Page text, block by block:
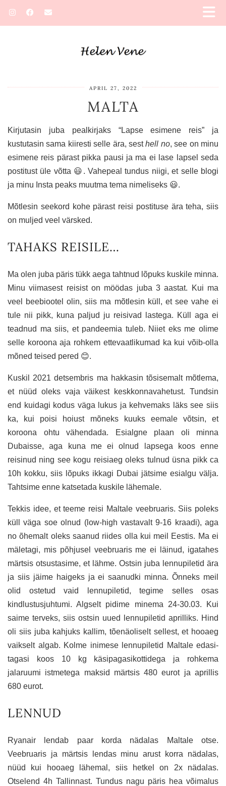
APRIL 27, 2022
MALTA
Kirjutasin juba pealkirjaks “Lapse esimene reis” ja
kustutasin sama kiiresti selle ära, sesthell no, see on minu
esimene reis pärast pikka pausi ja ma ei lase lapsel seda
postitust üle võtta 😃. Vahepeal tundus niigi, et selle blogi
ja minu Insta peaks muutma tema nimeliseks 😃.
Mõtlesin seekord kohe pärast reisi postituse ära teha, siis
on muljed veel värsked.
TAHAKS REISILE…
Ma olen juba päris tükk aega tahtnud lõpuks kuskile minna.
Minu viimasest reisist on möödas juba 3 aastat. Kui ma
veel beebiootel olin, siis ma mõtlesin küll, et see vahe ei
tule nii pikk, kuna paljud ju reisivad lastega. Küll aga ei
teadnud ma siis, et pandeemia tuleb. Niiet eks me olime
selle koroona aja rohkem ettevaatlikumad ka kui võib-olla
mõned teised pered 😊.
Kuskil 2021 detsembris ma hakkasin tõsisemalt mõtlema,
et nüüd oleks vaja väikest keskkonnavahetust. Tundsin
end kuidagi kodus väga lukus ja kehvemaks läks see siis
ka, kui poisi hoiust mõneks kuuks eemale võtsin, et
koroona ohtu vähendada. Esialgne plaan oli minna
Dubaisse, aga kuna me ei olnud lapsega koos enne
reisinud ning see kogu reisiaeg oleks tulnud üsna pikk ca
10h kokku, siis lõpuks ikkagi Dubai jätsime esialgu välja.
Tahtsime enne katsetada kuskile lähemale.
Tekkis idee, et teeme reisi Maltale veebruaris. Siis poleks
küll väga soe olnud (low-high vastavalt 9-16 kraadi), aga
no õhemalt oleks saanud riides olla kui meil Eestis. Ma ei
mäletagi, mis põhjusel veebruaris me ei läinud, igatahes
märtsis otsustasime, et lähme. Ostsin juba lennupiletid ära
ja siis jäime haigeks ja ei saanudki minna. Õnneks meil
olid ostetud vaid lennupiletid, tegime selles osas
kindlustusjuhtumi. Algselt pidime minema 24-30.03. Kui
saime terveks, siis ostsin uued lennupiletid aprilliks. Hind
oli siis juba kahjuks kallim, tõenäoliselt sellest, et hooaeg
vaikselt algab. Kolme inimese lennupiletid Maltale edasi-
tagasi koos 10 kg käsipagasikottidega ja rohkema
jalaruumi istmetega maksid märtsis 480 eurot ja aprillis
680 eurot.
LENNUD
Ryanair lendab paar korda nädalas Maltale otse.
Veebruaris ja märtsis lendas minu arust korra nädalas,
nüüd kui hooaeg lähemal, siis hetkel on 2x nädalas.
Otselend 4h Tallinnast. Tundus nagu päris hea võimalus